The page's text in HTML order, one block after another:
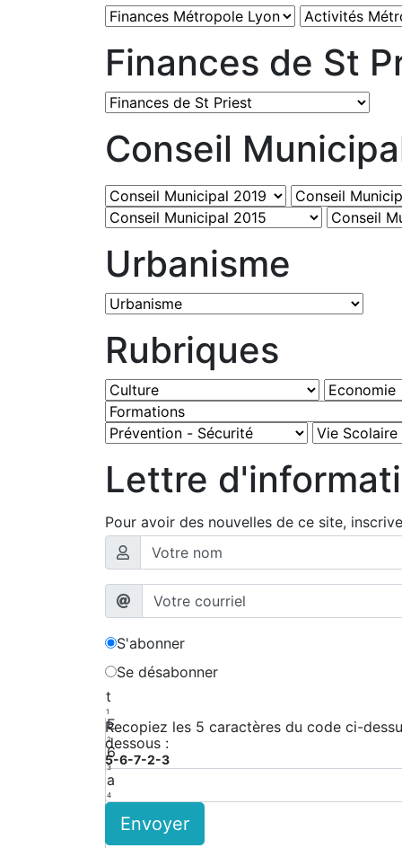
Finances de St
Conseil
Urbanisme
Rubriques
Lettre
Pour avoir des nouvelles de ce site,
S'abonner
Se désabonner
t
1
E
2
6
3
a
4
g
Recopiez les 5 caractères du code ci-
dessous :
5-6-7-2-3
Envoyer